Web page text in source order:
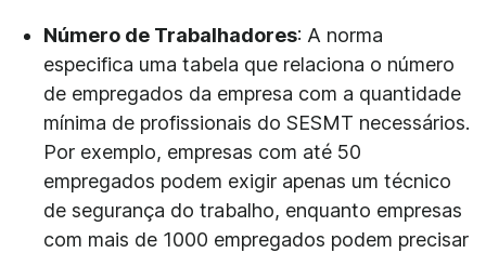
Número de Trabalhadores: A norma
especifica uma tabela que relaciona o número
de empregados da empresa com a quantidade
mínima de profissionais do SESMT necessários.
Por exemplo, empresas com até 50
empregados podem exigir apenas um técnico
de segurança do trabalho, enquanto empresas
com mais de 1000 empregados podem precisar